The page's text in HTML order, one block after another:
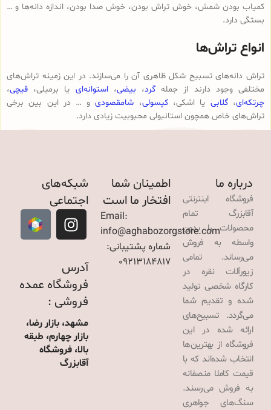
کمیاب بودن شمش، خوش تراش بودن، خوش صدا بودن، اندازه دانه‌ها و …
بستگی دارد.
انواع تراش‌ها
تراش دانه‌های تسبیح شکل ظاهری آن را می‌سازند. در این زمینه تراش‌های
مختلفی وجود دارند از جمله گرد، بیضی،استوانه‌ای یا برمیلی، قیچی،
چرتکه‌ای،گلابی یا اشکی،کپسولی، شامقصودیو … در این بین برخی
تراش‌های خاص همچون استانبولی محبوبیت زیادی دارد.
درباره ما
فروشگاه اینترنتی
آقابزرگ تمام
محصولات را بدون
واسطه به فروش
می‌رساند. تمامی
زیورآلات نقره در
کارگاه شخصی تولید
شده و تقدیم شما
می‌گردد. تسبیح‌های
ارائه شده در این
فروشگاه از بهترین‌ها
انتخاب شده‌اند که با
قیمت کاملا منصفانه
به فروش می‌رسند.
سنگ‌های جواهری
اطمینان شما
افتخار ما است
Email:
info@aghabozorgstore.com
شماره پشتیبانی:
09213184817
شبکه‌های
اجتماعی
آدرس
فروشگاه عمده
فروشی :
مشهد، بازار رضا،
بازار چهارم، طبقه
بالا، فروشگاه
آقابزرگ